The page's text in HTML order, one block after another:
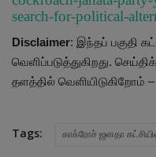
search-for-political-
Disclaimer: இந்தப் பகுதி
வெளிப்படுத்துகிறது.
தளத்தில் வெளியிடுகிறோம் –
Tags: காக்ரோச் ஜனதா